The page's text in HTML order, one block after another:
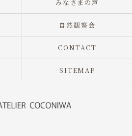
みなさまの声
自然観察会
CONTACT
SITEMAP